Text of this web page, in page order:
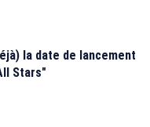
la date de lancement
Stars"